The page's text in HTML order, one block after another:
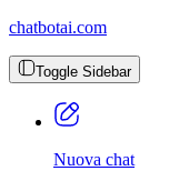
chatbotai.com
Toggle Sidebar
Nuova chat